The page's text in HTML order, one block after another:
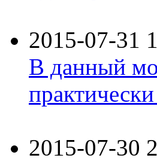
2015-07-31
В данный
2015-07-30